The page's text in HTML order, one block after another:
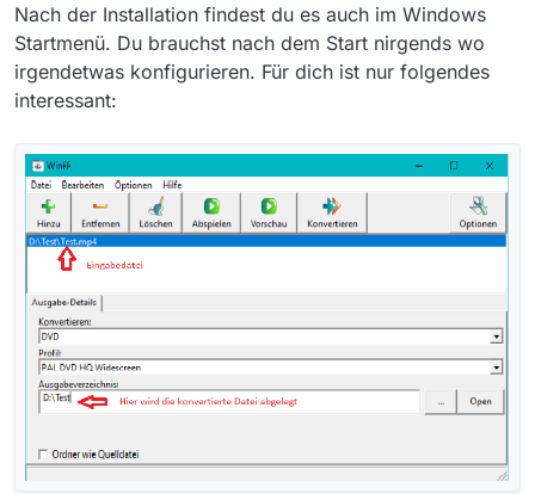
Nach der Installation findest du es auch im Windows
Startmenü. Du brauchst nach dem Start nirgends wo
irgendetwas konfigurieren. Für dich ist nur folgendes
interessant: